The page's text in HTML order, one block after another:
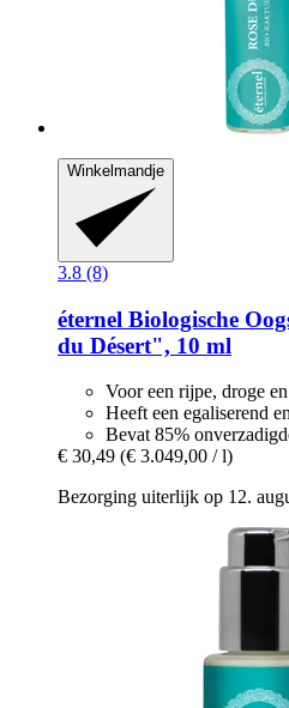
Winkelmandje
3.8 (8)
éternel Biologische
du Désert", 10 ml
Voor een rijpe, droge
Heeft een egaliserend
Bevat 85%
€ 30,49 (€ 3.049,00 / l)
Bezorging uiterlijk op 12.